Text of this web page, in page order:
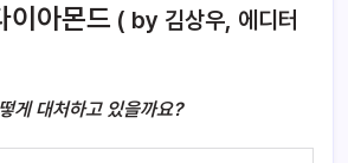
이아몬드 ( by 김상우, 에디터
게 대처하고 있을까요?